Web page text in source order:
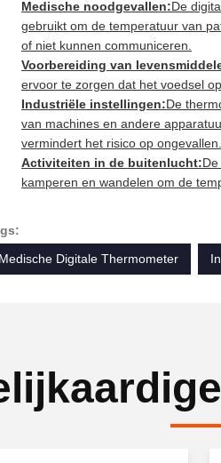
Medische noodgevallen:De
gebruikt om de temperatuur van
of niet kunnen communiceren.
Voorbereiding van
ervoor te zorgen dat het voedsel
Industriële instellingen:De
van machines en andere
vermindert het risico op ongevallen.
Activiteiten in de buitenlucht:
kamperen en wandelen om de
Medische Digitale Thermometer